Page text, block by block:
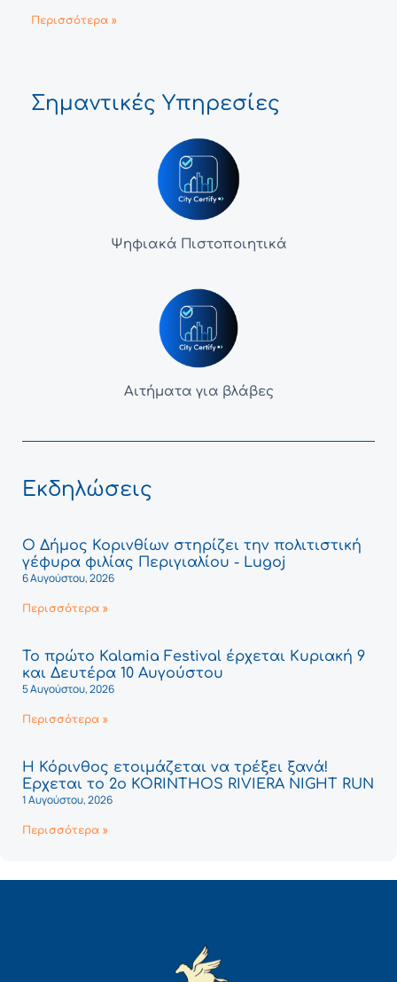
Περισσότερα »
Σημαντικές Υπηρεσίες
Ψηφιακά Πιστοποιητικά
Αιτήματα για βλάβες
Εκδηλώσεις
Ο Δήμος Κορινθίων στηρίζει την πολιτιστική
γέφυρα φιλίας Περιγιαλίου - Lugoj
6 Αυγούστου, 2026
Περισσότερα »
Το πρώτο Kalamia Festival έρχεται Κυριακή 9
και Δευτέρα 10 Αυγούστου
5 Αυγούστου, 2026
Περισσότερα »
Η Κόρινθος ετοιμάζεται να τρέξει ξανά!
Έρχεται το 2ο KORINTHOS RIVIERA NIGHT RUN
1 Αυγούστου, 2026
Περισσότερα »